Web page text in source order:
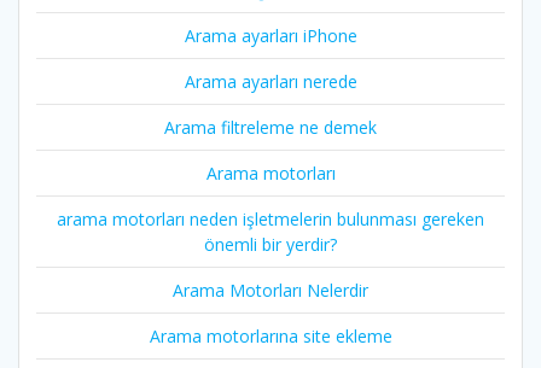
Arama ayarları iPhone
Arama ayarları nerede
Arama filtreleme ne demek
Arama motorları
arama motorları neden işletmelerin bulunması gereken
önemli bir yerdir?
Arama Motorları Nelerdir
Arama motorlarına site ekleme